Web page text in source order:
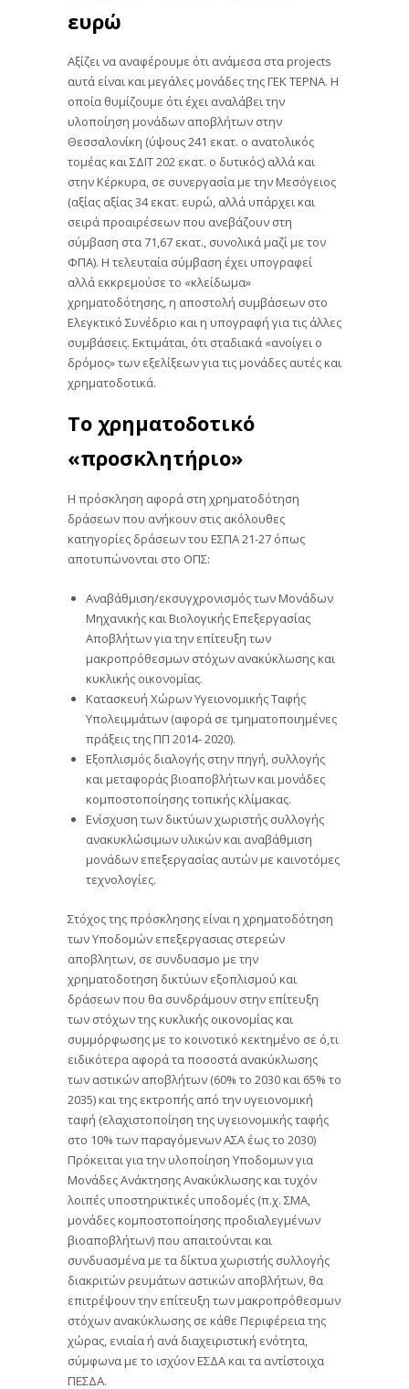
ευρώ
Αξίζει να αναφέρουμε ότι ανάμεσα στα projects
αυτά είναι και μεγάλες μονάδες της ΓΕΚ ΤΕΡΝΑ. Η
οποία θυμίζουμε ότι έχει αναλάβει την
υλοποίηση μονάδων αποβλήτων στην
Θεσσαλονίκη (ύψους 241 εκατ. ο ανατολικός
τομέας και ΣΔΙΤ 202 εκατ. ο δυτικός) αλλά και
στην Κέρκυρα, σε συνεργασία με την Μεσόγειος
(αξίας αξίας 34 εκατ. ευρώ, αλλά υπάρχει και
σειρά προαιρέσεων που ανεβάζουν στη
σύμβαση στα 71,67 εκατ., συνολικά μαζί με τον
ΦΠΑ). Η τελευταία σύμβαση έχει υπογραφεί
αλλά εκκρεμούσε το «κλείδωμα»
χρηματοδότησης, η αποστολή συμβάσεων στο
Ελεγκτικό Συνέδριο και η υπογραφή για τις άλλες
συμβάσεις. Εκτιμάται, ότι σταδιακά «ανοίγει ο
δρόμος» των εξελίξεων για τις μονάδες αυτές και
χρηματοδοτικά.
Το χρηματοδοτικό
«προσκλητήριο»
Η πρόσκληση αφορά στη χρηματοδότηση
δράσεων που ανήκουν στις ακόλουθες
κατηγορίες δράσεων του ΕΣΠΑ 21-27 όπως
αποτυπώνονται στο ΟΠΣ:
Αναβάθμιση/εκσυγχρονισμός των Μονάδων
Μηχανικής και Βιολογικής Επεξεργασίας
Αποβλήτων για την επίτευξη των
μακροπρόθεσμων στόχων ανακύκλωσης και
κυκλικής οικονομίας.
Κατασκευή Χώρων Υγειονομικής Ταφής
Υπολειμμάτων (αφορά σε τμηματοποιημένες
πράξεις της ΠΠ 2014- 2020).
Εξοπλισμός διαλογής στην πηγή, συλλογής
και μεταφοράς βιοαποβλήτων και μονάδες
κομποστοποίησης τοπικής κλίμακας.
Ενίσχυση των δικτύων χωριστής συλλογής
ανακυκλώσιμων υλικών και αναβάθμιση
μονάδων επεξεργασίας αυτών με καινοτόμες
τεχνολογίες.
Στόχος της πρόσκλησης είναι η χρηματοδότηση
των Υποδομών επεξεργασιας στερεών
αποβλητων, σε συνδυασμο με την
χρηματοδοτηση δικτύων εξοπλισμού και
δράσεων που θα συνδράμουν στην επίτευξη
των στόχων της κυκλικής οικονομίας και
συμμόρφωσης με το κοινοτικό κεκτημένο σε ό,τι
ειδικότερα αφορά τα ποσοστά ανακύκλωσης
των αστικών αποβλήτων (60% το 2030 και 65% το
2035) και της εκτροπής από την υγειονομική
ταφή (ελαχιστοποίηση της υγειονομικής ταφής
στο 10% των παραγόμενων ΑΣΑ έως το 2030)
Πρόκειται για την υλοποίηση Υποδομων για
Μονάδες Ανάκτησης Ανακύκλωσης και τυχόν
λοιπές υποστηρικτικές υποδομές (π.χ. ΣΜΑ,
μονάδες κομποστοποίησης προδιαλεγμένων
βιοαποβλήτων) που απαιτούνται και
συνδυασμένα με τα δίκτυα χωριστής συλλογής
διακριτών ρευμάτων αστικών αποβλήτων, θα
επιτρέψουν την επίτευξη των μακροπρόθεσμων
στόχων ανακύκλωσης σε κάθε Περιφέρεια της
χώρας, ενιαία ή ανά διαχειριστική ενότητα,
σύμφωνα με το ισχύον ΕΣΔΑ και τα αντίστοιχα
ΠΕΣΔΑ.